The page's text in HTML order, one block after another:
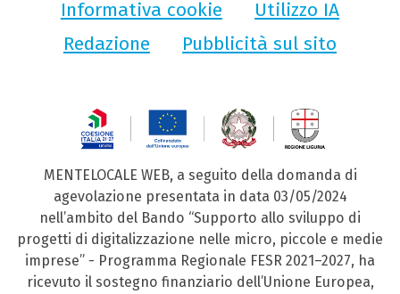
Informativa cookie
Utilizzo IA
Redazione
Pubblicità sul sito
MENTELOCALE WEB, a seguito della domanda di
agevolazione presentata in data 03/05/2024
nell’ambito del Bando “Supporto allo sviluppo di
progetti di digitalizzazione nelle micro, piccole e medie
imprese” - Programma Regionale FESR 2021–2027, ha
ricevuto il sostegno finanziario dell’Unione Europea,